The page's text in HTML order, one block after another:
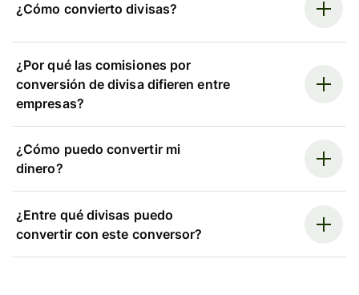
¿Cómo convierto divisas?
¿Por qué las comisiones por
conversión de divisa difieren entre
empresas?
¿Cómo puedo convertir mi
dinero?
¿Entre qué divisas puedo
convertir con este conversor?